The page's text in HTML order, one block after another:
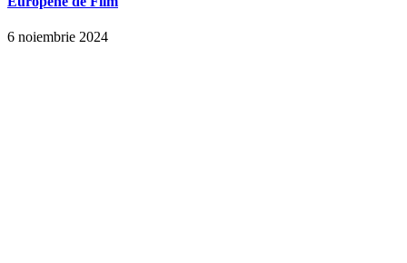
6 noiembrie 2024